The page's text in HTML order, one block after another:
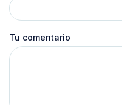
Tu comentario